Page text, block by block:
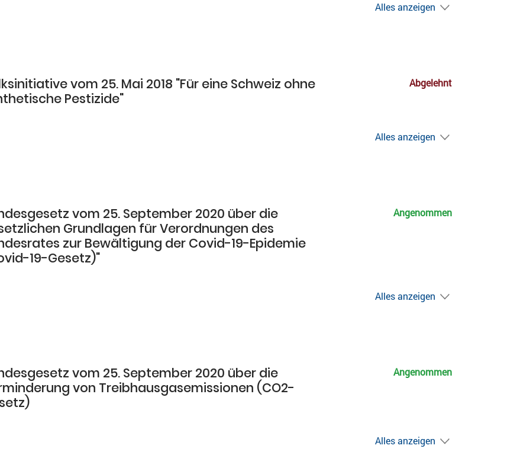
Alles anzeigen
vom 25. Mai 2018 "Für eine Schweiz ohne
Pestizide"
Abgelehnt
Alles anzeigen
vom 25. September 2020 über die
Grundlagen für Verordnungen des
zur Bewältigung der Covid-19-Epidemie
19-Gesetz)"
Angenommen
Alles anzeigen
vom 25. September 2020 über die
von Treibhausgasemissionen (CO2-
Angenommen
Alles anzeigen